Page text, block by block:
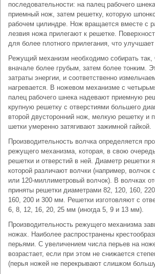
последовательности: на палец рабочего
приемный нож, затем решетку, которую
рабочем цилиндре. Нож вращается вместе с
лезвия ножа прилегают к решетке.
для более плотного прилегания, что
Режущий механизм необходимо собирать
вначале более грубым, затем более тонким.
затраты энергии, и соответственно
нагревается. В ножевом механизме с
палец рабочего шнека надевают приемную
крупную решетку с отверстиями большего
второй двусторонний нож, мелкую решетку
шетки умеренно затягивают зажимной гайкой.
Производительность волчка определяется
режущего механизма, которая, в свою
решетки и отверстий в ней. Диаметр решетки
которой различают волчки (например,
или 120-миллиметровый волчок). В волчках
приняты решетки диаметрами 82, 120, 160,
160, 200 и 300 мм. Решетки изготовляют с
6, 8, 12, 16, 20, 25 мм (иногда 5, 9 и 13 мм).
Производительность режущего механизма
ножах. Наиболее распространены
перьями. С увеличением числа перьев на
возрастает, если при этом не снижается
(перья ножей не перекрывают слишком